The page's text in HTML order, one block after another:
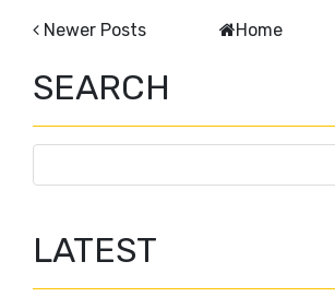
Newer Posts Home
SEARCH
LATEST